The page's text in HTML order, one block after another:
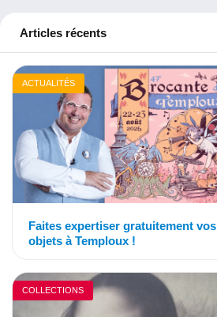
Articles récents
ACTUALITÉS
Faites expertiser gratuitement vos
objets à Temploux !
COLLECTIONS